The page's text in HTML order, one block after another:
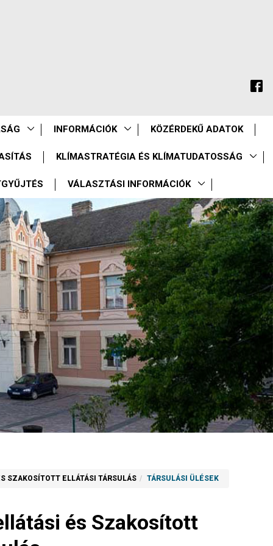
INFORMÁCIÓK KÖZÉRDEKŰ ADATOK
KLÍMASTRATÉGIA ÉS KLÍMATUDATOSSÁG
VÁLASZTÁSI INFORMÁCIÓK
SZAKOSÍTOTT ELLÁTÁSI TÁRSULÁS TÁRSULÁSI ÜLÉSEK
és Szakosított